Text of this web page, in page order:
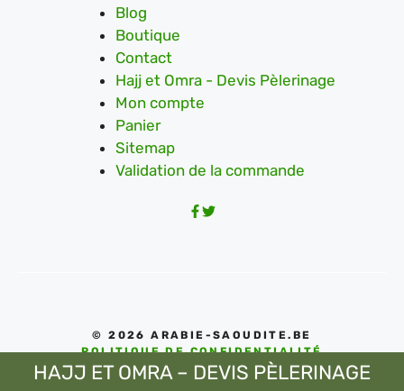
HAJJ ET OMRA – DEVIS PÈLERINAGE
Blog
Boutique
Contact
Hajj et Omra - Devis Pèlerinage
Mon compte
Panier
Sitemap
Validation de la commande
© 2026 ARABIE-SAOUDITE.BE
POLITIQUE DE CONFIDENTIALITÉ
CONDITIONS D'UTILISATIONS